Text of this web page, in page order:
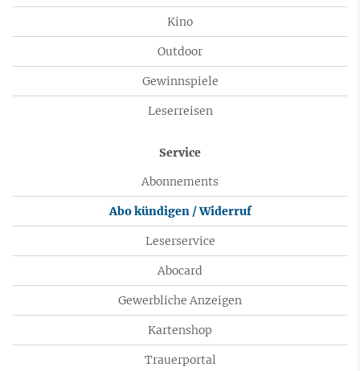
Kino
Outdoor
Gewinnspiele
Leserreisen
Service
Abonnements
Abo kündigen / Widerruf
Leserservice
Abocard
Gewerbliche Anzeigen
Kartenshop
Trauerportal